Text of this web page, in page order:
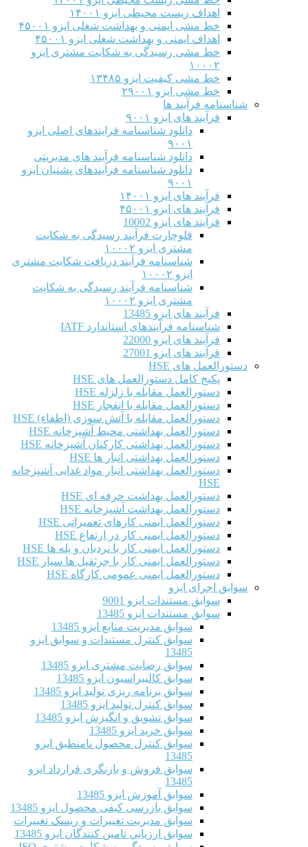
اهداف زیست محیطی ایزو ۱۴۰۰۱
خط مشی ایمنی و بهداشت شغلی ایزو ۴۵۰۰۱
اهداف ایمنی و بهداشت شغلی ایزو ۴۵۰۰۱
خط مشی رسیدگی به شکایت مشتری ایزو
۱۰۰۰۲
خط مشی کیفیت ایزو ۱۳۴۸۵
خط مشی ایزو ۲۹۰۰۱
شناسنامه فرآیند ها
فرآیند های ایزو ۹۰۰۱
دانلود شناسنامه فرایندهای اصلی ایزو
۹۰۰۱
دانلود شناسنامه فرآیند های مدیریتی
دانلود شناسنامه فرآیندهای پشتیان ایزو
۹۰۰۱
فرآیند های ایزو ۱۴۰۰۱
فرآیند های ایزو ۴۵۰۰۱
فرآیند های ایزو 10002
فلوچارت فرآیند رسیدگی به شکایت
مشتری ایزو ۱۰۰۰۲
شناسنامه فرآیند دریافت شکایت مشتری
ایزو ۱۰۰۰۲
شناسنامه فرآیند رسیدگی به شکایت
مشتری ایزو ۱۰۰۰۲
فرآیند های ایزو 13485
شناسنامه فرآیندهای استاندارد IATF
فرآیند های ایزو 22000
فرآیند های ایزو 27001
دستورالعمل های HSE
پکیج کامل دستورالعمل های HSE
دستورالعمل مقابله با زلزله HSE
دستورالعمل مقابله با انفجار HSE
دستورالعمل مقابله با آتش سوزی (اطفاء) HSE
دستورالعمل بهداشتی محیط آشپزخانه HSE
دستورالعمل بهداشتی کارکنان آشپزخانه HSE
دستورالعمل بهداشتی انبار ها HSE
دستورالعمل بهداشتی انبار مواد غذایی آشپزخانه
HSE
دستورالعمل بهداشت حرفه ای HSE
دستورالعمل بهداشت آشپزخانه HSE
دستورالعمل ایمنی کارهای تعمیراتی HSE
دستورالعمل ایمنی کار در ارتفاع HSE
دستورالعمل ایمنی کار با نردبان و پله ها HSE
دستورالعمل ایمنی کار با جرثقیل ها سیار HSE
دستورالعمل ایمنی عمومی کارگاه HSE
سوابق اجرای ایزو
سوابق مستندات ایزو 9001
سوابق مستندات ایزو 13485
سوابق مدیریت منابع ایزو 13485
سوابق کنترل مستندات و سوابق ایزو
13485
سوابق رضایت مشتری ایزو 13485
سوابق كاليبراسيون ایزو 13485
سوابق برنامه ریزی تولید ایزو 13485
سوابق کنترل تولید ایزو 13485
سوابق تشویق و انگیزش ایزو 13485
سوابق خرید ایزو 13485
سوابق کنترل محصول نامنطبق ایزو
13485
سوابق فروش و بازنگری قرارداد ایزو
13485
سوابق آموزش ایزو 13485
سوابق بازرسی کیفی محصول ایزو 13485
سوابق مدیریت تغییرات و ریسک تغییرات
سوابق ارزيابي تامين كنندگان ایزو 13485